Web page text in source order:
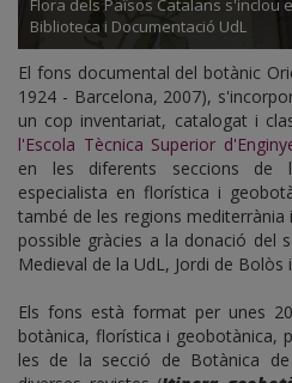
Flora dels Països Catalans s'inclou
Biblioteca i Documentació UdL
El fons documental del botànic
1924 - Barcelona, 2007),
un cop inventariat, catalogat i
l'Escola Tècnica Superior
en les diferents seccions de
especialista en florística i
també de les regions
possible gràcies a la donació del
Medieval de la UdL, Jordi de Bolòs
Els fons està format per unes
botànica, florística i geobotànica,
les de la secció de Botànica